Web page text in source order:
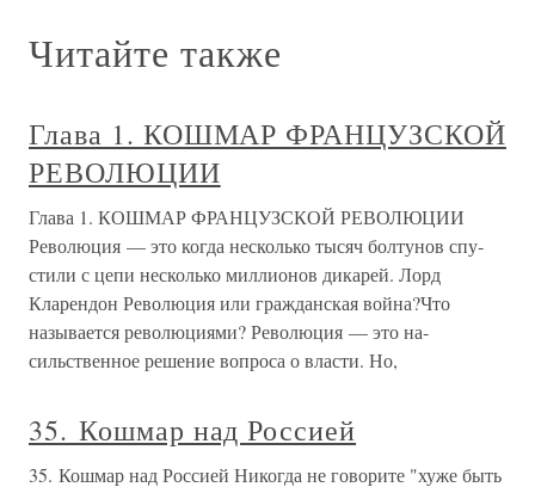
Читайте также
Глава 1. КОШМАР ФРАНЦУЗСКОЙ
РЕВОЛЮЦИИ
Глава 1. КОШМАР ФРАНЦУЗСКОЙ РЕВОЛЮЦИИ
Революция — это когда несколько тысяч болтунов спу­
стили с цепи несколько миллионов дикарей. Лорд
Кларендон Революция или гражданская война?Что
называется революциями? Революция — это на­
сильственное решение вопроса о власти. Но,
35. Кошмар над Россией
35. Кошмар над Россией Никогда не говорите "хуже быть